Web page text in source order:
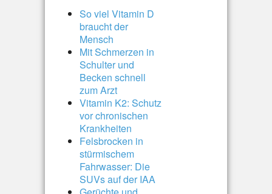
So viel Vitamin D
braucht der
Mensch
Mit Schmerzen in
Schulter und
Becken schnell
zum Arzt
Vitamin K2: Schutz
vor chronischen
Krankheiten
Felsbrocken in
stürmischem
Fahrwasser: Die
SUVs auf der IAA